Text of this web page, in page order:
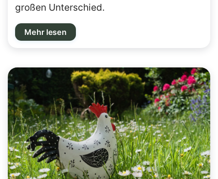
großen Unterschied.
Mehr lesen